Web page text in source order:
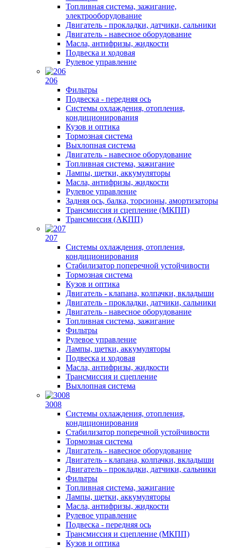
Топливная система, зажигание,
электрооборудование
Двигатель - прокладки, датчики, сальники
Двигатель - навесное оборудование
Масла, антифризы, жидкости
Подвеска и ходовая
Рулевое управление
206
Фильтры
Подвеска - передняя ось
Системы охлаждения, отопления,
кондиционирования
Кузов и оптика
Тормозная система
Выхлопная система
Двигатель - навесное оборудование
Топливная система, зажигание
Лампы, щетки, аккумуляторы
Масла, антифризы, жидкости
Рулевое управление
Задняя ось, балка, торсионы, амортизаторы
Трансмиссия и сцепление (МКПП)
Трансмиссия (АКПП)
207
Системы охлаждения, отопления,
кондиционирования
Стабилизатор поперечной устойчивости
Тормозная система
Кузов и оптика
Двигатель - клапана, колпачки, вкладыши
Двигатель - прокладки, датчики, сальники
Двигатель - навесное оборудование
Топливная система, зажигание
Фильтры
Рулевое управление
Лампы, щетки, аккумуляторы
Подвеска и ходовая
Масла, антифризы, жидкости
Трансмиссия и сцепление
Выхлопная система
3008
Системы охлаждения, отопления,
кондиционирования
Стабилизатор поперечной устойчивости
Тормозная система
Двигатель - навесное оборудование
Двигатель - клапана, колпачки, вкладыши
Двигатель - прокладки, датчики, сальники
Фильтры
Топливная система, зажигание
Лампы, щетки, аккумуляторы
Масла, антифризы, жидкости
Рулевое управление
Подвеска - передняя ось
Трансмиссия и сцепление (МКПП)
Кузов и оптика